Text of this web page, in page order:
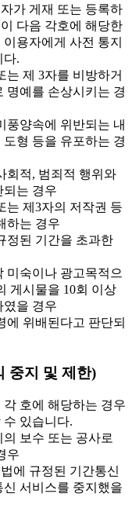
가 게재 또는 등록하
다음 각호에 해당한
용자에게 사전 통지
다.
는 제 3자를 비방하거
명예를 손상시키는 경
풍양속에 위반되는 내
도형 등을 유포하는 경
회적, 범죄적 행위와
되는 경우
는 제3자의 저작권 등
하는 경우
정된 기간을 초과한
미숙이나 광고목적으
게시물을 10회 이상
였을 경우
에 위배된다고 판단되
중지 및 제한)
호에 해당하는 경우
있습니다.
보수 또는 공사로
우
에 규정된 기간통신
서비스를 중지했을